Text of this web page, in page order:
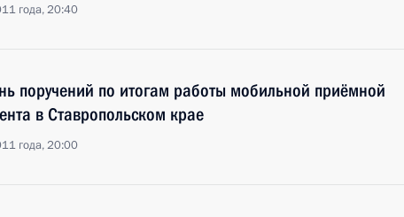
года, 20:40
поручений по итогам работы мобильной приёмной
в Ставропольском крае
года, 20:00